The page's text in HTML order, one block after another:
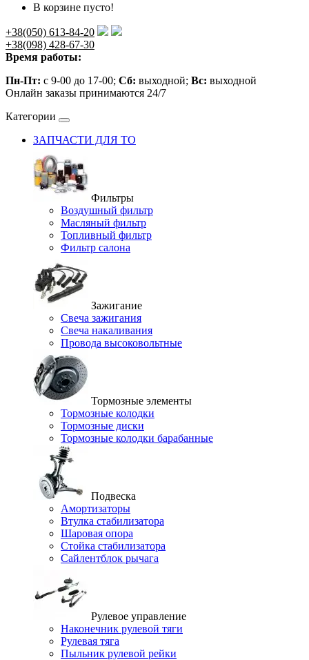
В корзине пусто!
+38(050) 613-84-20
+38(098) 428-67-30
Время работы:
Пн-Пт: с 9-00 до 17-00; Сб: выходной; Вс: выходной
Онлайн заказы принимаются 24/7
Категории
ЗАПЧАСТИ ДЛЯ ТО
Фильтры
Воздушный фильтр
Масляный фильтр
Топливный фильтр
Фильтр салона
Зажигание
Свеча зажигания
Свеча накаливания
Провода высоковольтные
Тормозные элементы
Тормозные колодки
Тормозные диски
Тормозные колодки барабанные
Подвеска
Амортизаторы
Втулка стабилизатора
Шаровая опора
Стойка стабилизатора
Сайлентблок рычага
Рулевое управление
Наконечник рулевой тяги
Рулевая тяга
Пыльник рулевой рейки